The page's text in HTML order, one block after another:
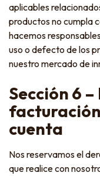
aplicables
productos no cumpla
hacemos
uso o defecto de los
nuestro mercado de
Sección 6
cuenta
Nos reservamos el
que realice con